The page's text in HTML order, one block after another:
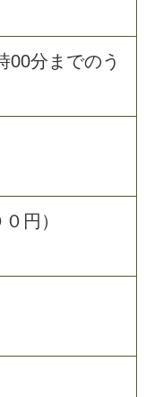
00分までのう
円）